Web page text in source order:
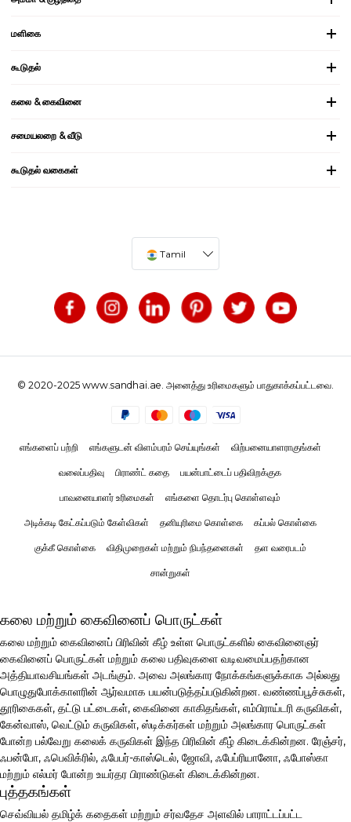
மளிகை
கூடுதல்
கலை & கைவினை
சமையலறை & வீடு
கூடுதல் வகைகள்
Tamil
© 2020-2025 www.sandhai.ae. அனைத்து உரிமைகளும் பாதுகாக்கப்பட்டவை.
எங்களைப் பற்றி எங்களுடன் விளம்பரம் செய்யுங்கள் விற்பனையாளராகுங்கள்
வலைப்பதிவு பிராண்ட் கதை பயன்பாட்டைப் பதிவிறக்குக
பாவனையாளர் உரிமைகள் எங்களை தொடர்பு கொள்ளவும்
அடிக்கடி கேட்கப்படும் கேள்விகள் தனியுரிமை கொள்கை கப்பல் கொள்கை
குக்கீ கொள்கை விதிமுறைகள் மற்றும் நிபந்தனைகள் தள வரைபடம்
சான்றுகள்
கலை மற்றும் கைவினைப் பொருட்கள்
கலை மற்றும் கைவினைப் பிரிவின் கீழ் உள்ள பொருட்களில் கைவினைஞர்
கைவினைப் பொருட்கள் மற்றும் கலை பதிவுகளை வடிவமைப்பதற்கான
அத்தியாவசியங்கள் அடங்கும். அவை அலங்கார நோக்கங்களுக்காக அல்லது
பொழுதுபோக்காளரின் ஆர்வமாக பயன்படுத்தப்படுகின்றன. வண்ணப்பூச்சுகள்,
தூரிகைகள், தட்டு பட்டைகள், கைவினை காகிதங்கள், எம்பிராய்டரி கருவிகள்,
கேன்வாஸ், வெட்டும் கருவிகள், ஸ்டிக்கர்கள் மற்றும் அலங்கார பொருட்கள்
போன்ற பல்வேறு கலைக் கருவிகள் இந்த பிரிவின் கீழ் கிடைக்கின்றன. ரேஞ்சர்,
ஃபன்போ, ஃபெவிக்ரில், ஃபேபர்-காஸ்டெல், ஜோவி, ஃபேப்ரியானோ, ஃபோஸ்கா
மற்றும் எல்மர் போன்ற உயர்தர பிராண்டுகள் கிடைக்கின்றன.
புத்தகங்கள்
செவ்வியல் தமிழ்க் கதைகள் மற்றும் சர்வதேச அளவில் பாராட்டப்பட்ட